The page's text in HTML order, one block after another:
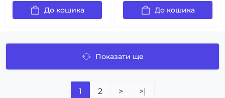
До кошика До кошика
Показати ще
1 2 > >|